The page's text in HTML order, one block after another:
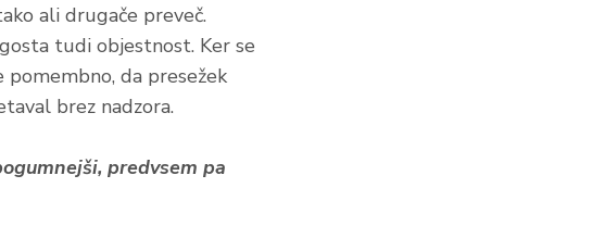
ali drugače preveč.
tudi objestnost. Ker se
da presežek
brez nadzora.
predvsem pa